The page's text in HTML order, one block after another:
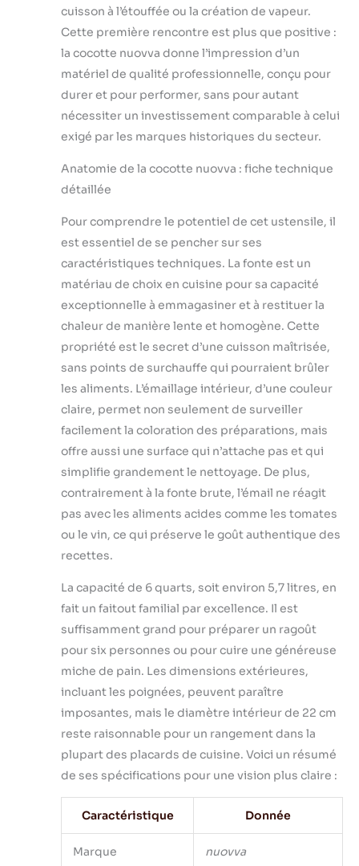
dorée à chaque fois
Polyvalence : la
casserole à pain en
fonte de nuovva est
également parfaite
pour rôtir, ragoût et
une variété d'autres
méthodes de cuisson,
ce qui en fait un ajout
cuisine, capable de
fassiez un ragoût ou
un rôti, ce pot offre
d'excellents résultats
à chaque fois Design
élégant : le design
élégant et la couleur
orange vif de notre
casserole en fonte
émaillée avec
couvercle ajoutent
une touche
d'élégance à votre
décoration de cuisine.
Il sert également de
passant facilement du
four à la table
cuisson à l’étouffée ou la création de vapeur.
Cette première rencontre est plus que positive :
la cocotte nuovva donne l’impression d’un
matériel de qualité professionnelle, conçu pour
durer et pour performer, sans pour autant
nécessiter un investissement comparable à celui
exigé par les marques historiques du secteur.
Anatomie de la cocotte nuovva : fiche technique
détaillée
Pour comprendre le potentiel de cet ustensile, il
est essentiel de se pencher sur ses
caractéristiques techniques. La fonte est un
matériau de choix en cuisine pour sa capacité
exceptionnelle à emmagasiner et à restituer la
chaleur de manière lente et homogène. Cette
propriété est le secret d’une cuisson maîtrisée,
sans points de surchauffe qui pourraient brûler
les aliments. L’émaillage intérieur, d’une couleur
claire, permet non seulement de surveiller
facilement la coloration des préparations, mais
offre aussi une surface qui n’attache pas et qui
simplifie grandement le nettoyage. De plus,
contrairement à la fonte brute, l’émail ne réagit
pas avec les aliments acides comme les tomates
ou le vin, ce qui préserve le goût authentique des
recettes.
La capacité de 6 quarts, soit environ 5,7 litres, en
fait un faitout familial par excellence. Il est
suffisamment grand pour préparer un ragoût
pour six personnes ou pour cuire une généreuse
miche de pain. Les dimensions extérieures,
incluant les poignées, peuvent paraître
imposantes, mais le diamètre intérieur de 22 cm
reste raisonnable pour un rangement dans la
plupart des placards de cuisine. Voici un résumé
de ses spécifications pour une vision plus claire :
Caractéristique Donnée
Marque nuovva